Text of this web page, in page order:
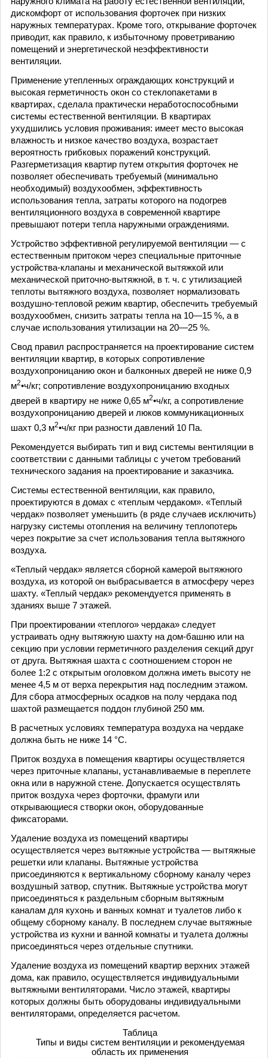
дискомфорт от использования форточек при низких
наружных температурах. Кроме того, открывание форточек
приводит, как правило, к избыточному проветриванию
помещений и энергетической неэффективности
вентиляции.
Применение утепленных ограждающих конструкций и
высокая герметичность окон со стеклопакетами в
квартирах, сделала практически неработоспособными
системы естественной вентиляции. В квартирах
ухудшились условия проживания: имеет место высокая
влажность и низкое качество воздуха, возрастает
вероятность грибковых поражений конструкций.
Разгерметизация квартир путем открытия форточек не
позволяет обеспечивать требуемый (минимально
необходимый) воздухообмен, эффективность
использования тепла, затраты которого на подогрев
вентиляционного воздуха в современной квартире
превышают потери тепла наружными ограждениями.
Устройство эффективной регулируемой вентиляции — с
естественным притоком через специальные приточные
устройства-клапаны и механической вытяжкой или
механической приточно-вытяжной, в т. ч. с утилизацией
теплоты вытяжного воздуха, позволяет нормализовать
воздушно-тепловой режим квартир, обеспечить требуемый
воздухообмен, снизить затраты тепла на 10—15 %, а в
случае использования утилизации на 20—25 %.
Свод правил распространяется на проектирование систем
вентиляции квартир, в которых сопротивление
воздухопроницанию окон и балконных дверей не ниже 0,9
м2•ч/кг; сопротивление воздухопроницанию входных
дверей в квартиру не ниже 0,65 м2•ч/кг, а сопротивление
воздухопроницанию дверей и люков коммуникационных
шахт 0,3 м2•ч/кг при разности давлений 10 Па.
Рекомендуется выбирать тип и вид системы вентиляции в
соответствии с данными таблицы с учетом требований
технического задания на проектирование и заказчика.
Системы естественной вентиляции, как правило,
проектируются в домах с «теплым чердаком». «Теплый
чердак» позволяет уменьшить (в ряде случаев исключить)
нагрузку системы отопления на величину теплопотерь
через покрытие за счет использования тепла вытяжного
воздуха.
«Теплый чердак» является сборной камерой вытяжного
воздуха, из которой он выбрасывается в атмосферу через
шахту. «Теплый чердак» рекомендуется применять в
зданиях выше 7 этажей.
При проектировании «теплого» чердака» следует
устраивать одну вытяжную шахту на дом-башню или на
секцию при условии герметичного разделения секций друг
от друга. Вытяжная шахта с соотношением сторон не
более 1:2 с открытым оголовком должна иметь высоту не
менее 4,5 м от верха перекрытия над последним этажом.
Для сбора атмосферных осадков на полу чердака под
шахтой размещается поддон глубиной 250 мм.
В расчетных условиях температура воздуха на чердаке
должна быть не ниже 14 °С.
Приток воздуха в помещения квартиры осуществляется
через приточные клапаны, устанавливаемые в переплете
окна или в наружной стене. Допускается осуществлять
приток воздуха через форточки, фрамуги или
открывающиеся створки окон, оборудованные
фиксаторами.
Удаление воздуха из помещений квартиры
осуществляется через вытяжные устройства — вытяжные
решетки или клапаны. Вытяжные устройства
присоединяются к вертикальному сборному каналу через
воздушный затвор, спутник. Вытяжные устройства могут
присоединяться к раздельным сборным вытяжным
каналам для кухонь и ванных комнат и туалетов либо к
общему сборному каналу. В последнем случае вытяжные
устройства из кухни и ванной комнаты и туалета должны
присоединяться через отдельные спутники.
Удаление воздуха из помещений квартир верхних этажей
дома, как правило, осуществляется индивидуальными
вытяжными вентиляторами. Число этажей, квартиры
которых должны быть оборудованы индивидуальными
вентиляторами, определяется расчетом.
Таблица
Типы и виды систем вентиляции и рекомендуемая
область их применения